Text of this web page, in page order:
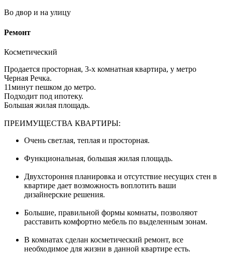
Во двор и на улицу
Ремонт
Косметический
Продается просторная, 3-х комнатная квартира, у метро
Черная Речка.
11минут пешком до метро.
Подходит под ипотеку.
Большая жилая площадь.
ПРЕИМУЩЕСТВА КВАРТИРЫ:
Очень светлая, теплая и просторная.
Функциональная, большая жилая площадь.
Двухстороння планировка и отсутствие несущих стен в
квартире дает возможность воплотить ваши
дизайнерские решения.
Большие, правильной формы комнаты, позволяют
расставить комфортно мебель по выделенным зонам.
В комнатах сделан косметический ремонт, все
необходимое для жизни в данной квартире есть.